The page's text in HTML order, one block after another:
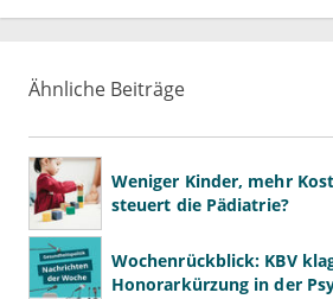
Ähnliche Beiträge
Weniger Kinder, mehr
steuert die Pädiatrie?
Wochenrückblick: KBV
Honorarkürzung in der